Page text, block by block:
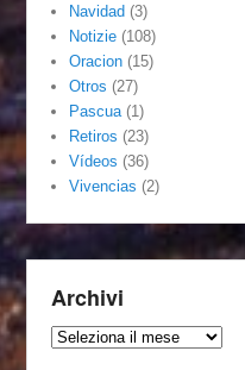
Navidad (3)
Notizie (108)
Oracion (15)
Otros (27)
Pascua (1)
Retiros (23)
Vídeos (36)
Vivencias (2)
Archivi
Archivi